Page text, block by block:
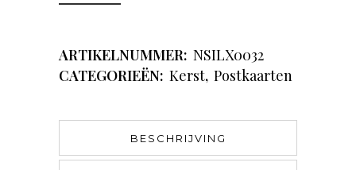
ARTIKELNUMMER: NSILX0032
CATEGORIEËN: Kerst, Postkaarten
BESCHRIJVING